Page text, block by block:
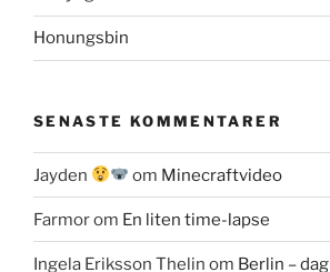
Honungsbin
SENASTE KOMMENTARER
Jayden om Minecraftvideo
Farmorom En liten time-lapse
Ingela Eriksson Thelin om Berlin –